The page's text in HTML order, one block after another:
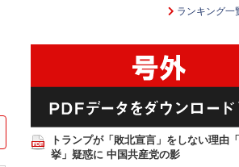
ランキング一
トランプが「敗北宣言」をしない理由
挙」疑惑に 中国共産党の影